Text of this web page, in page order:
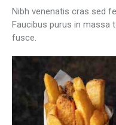
Nibh venenatis cras sed
Faucibus purus in massa
fusce.